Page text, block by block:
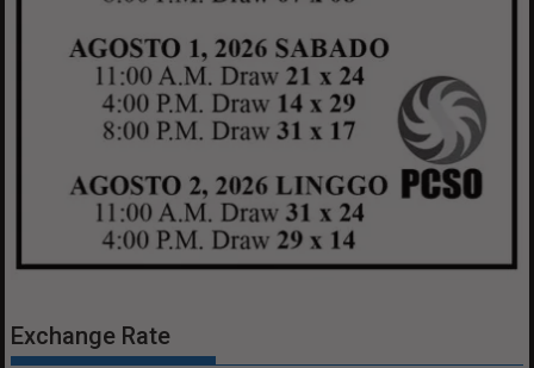
Exchange Rate